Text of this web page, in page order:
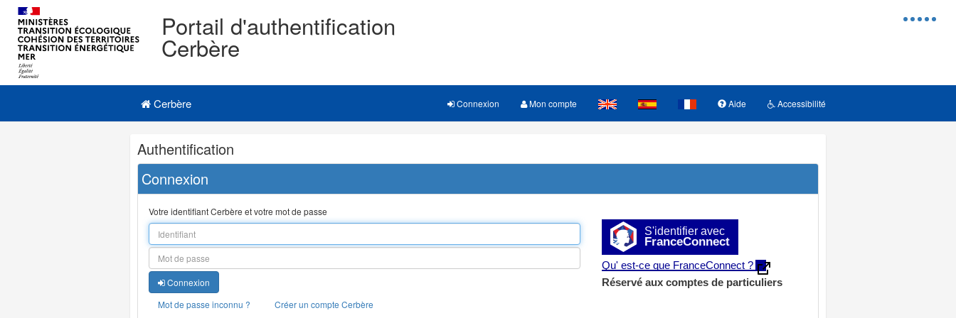
Menu
Portail d'authentification
Cerbère
Navigation
Menu principal
Cerbère Connexion Mon compte Aide Accessibilité
Navigation
et
outils
annexes
Authentification
Connexion
S'identifier avec
FranceConnect
Qu' est-ce que FranceConnect ?
Réservé aux comptes de particuliers
Votre identifiant Cerbère et votre mot de passe
Connexion
Mot de passe inconnu ?
Créer un compte Cerbère